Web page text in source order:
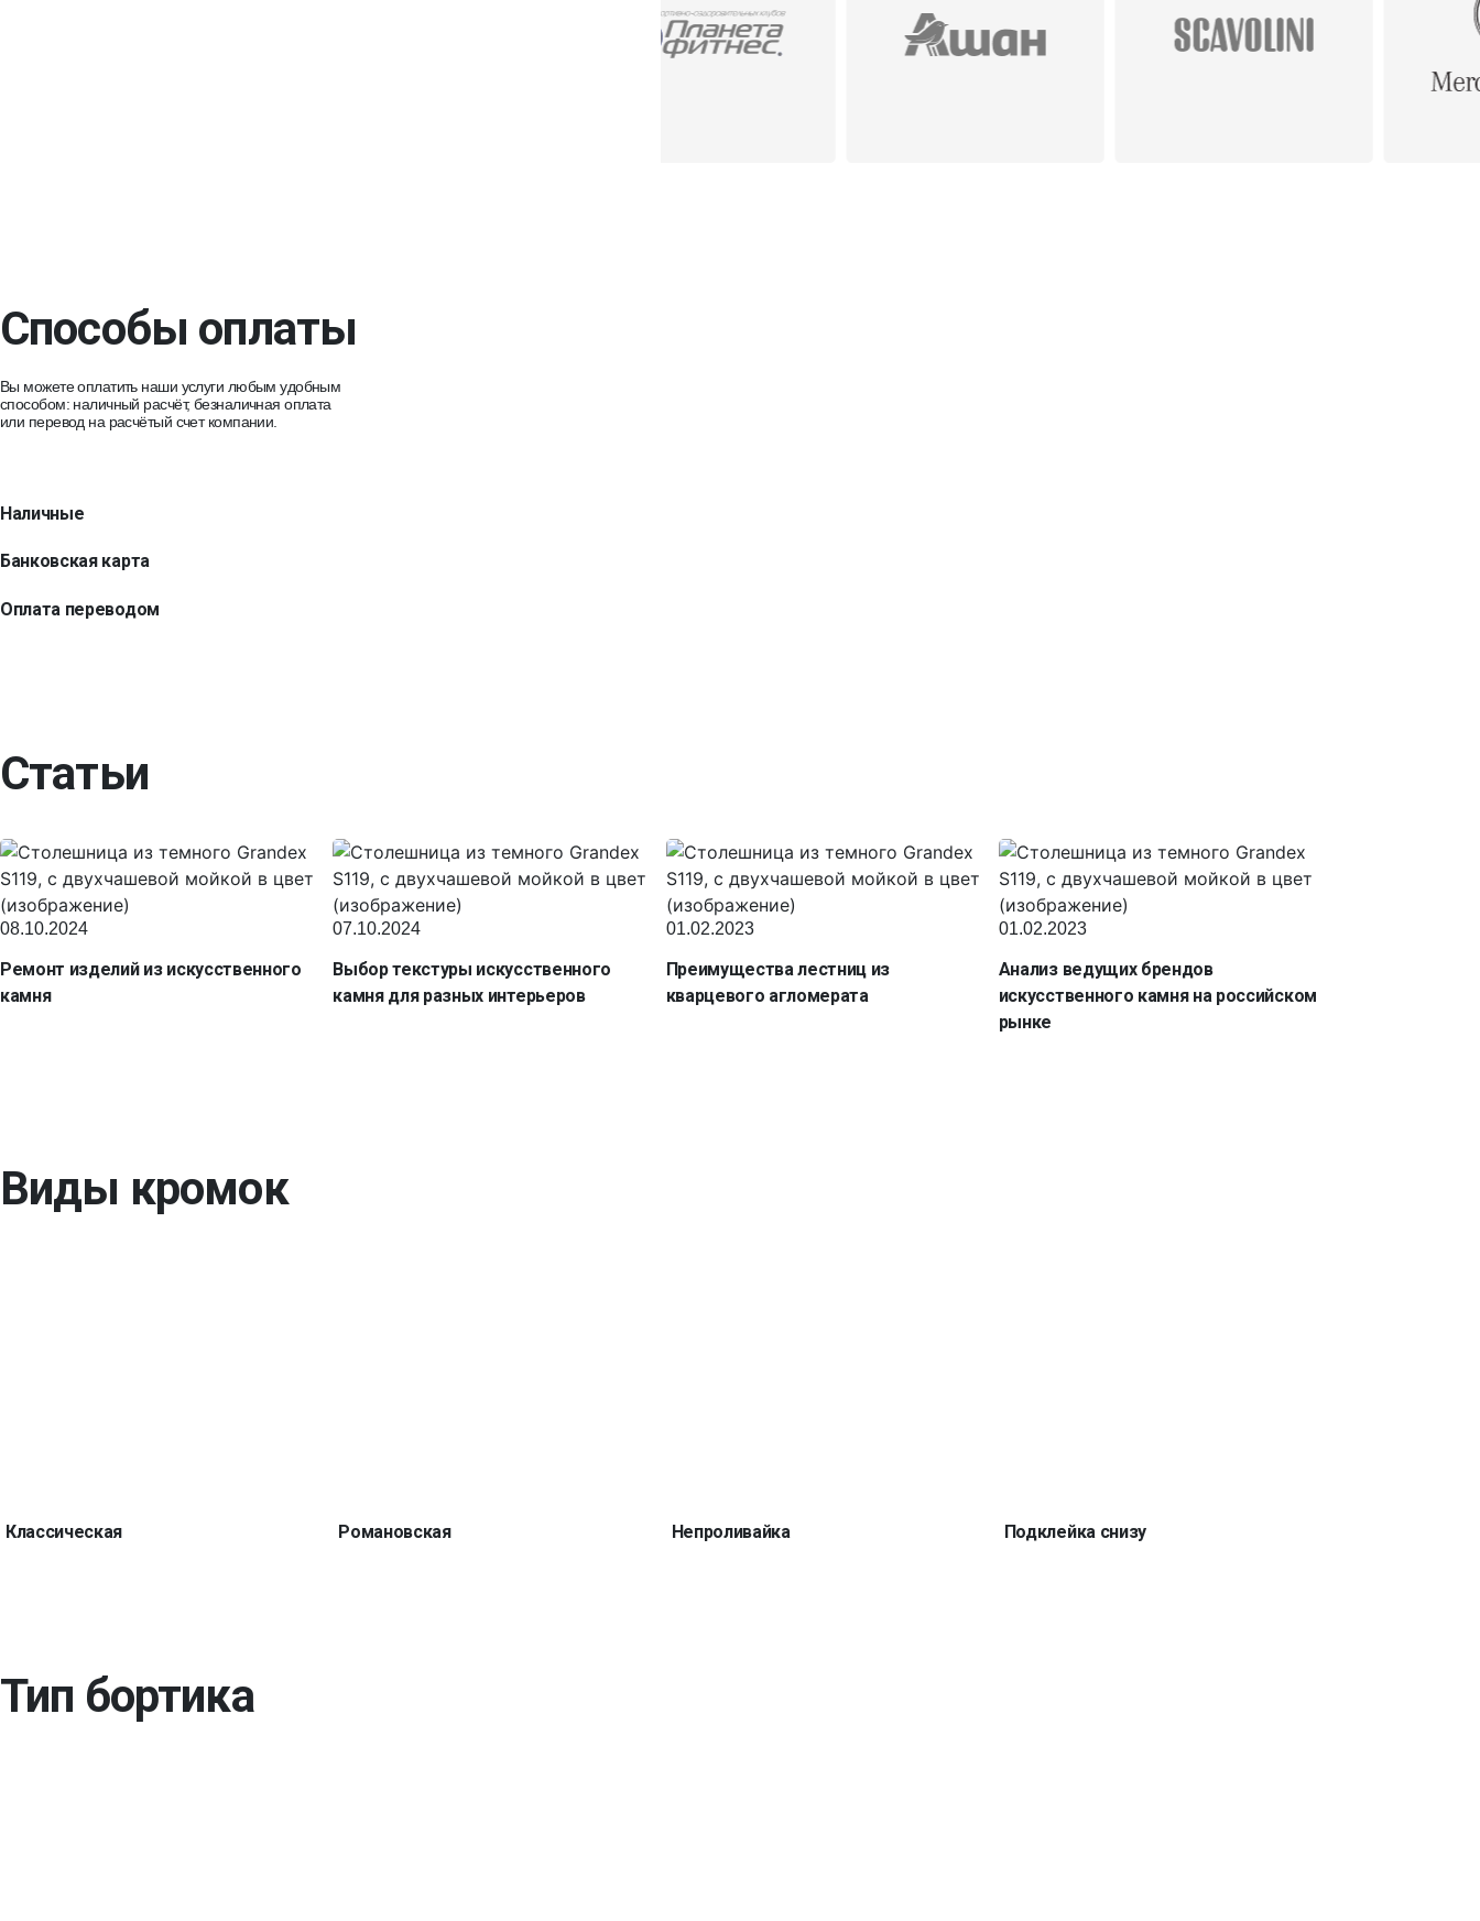
Способы оплаты
Вы можете оплатить наши услуги любым удобным
способом: наличный расчёт, безналичная оплата
или перевод на расчётый счет компании.
Наличные
Банковская карта
Оплата переводом
Статьи
08.10.2024
Ремонт изделий из искусственного
камня
07.10.2024
Выбор текстуры искусственного
камня для разных интерьеров
01.02.2023
Преимущества лестниц из
кварцевого агломерата
01.02.2023
Анализ ведущих брендов
искусственного камня на российском
рынке
Виды кромок
Классическая Романовская Непроливайка Подклейка снизу
Тип бортика